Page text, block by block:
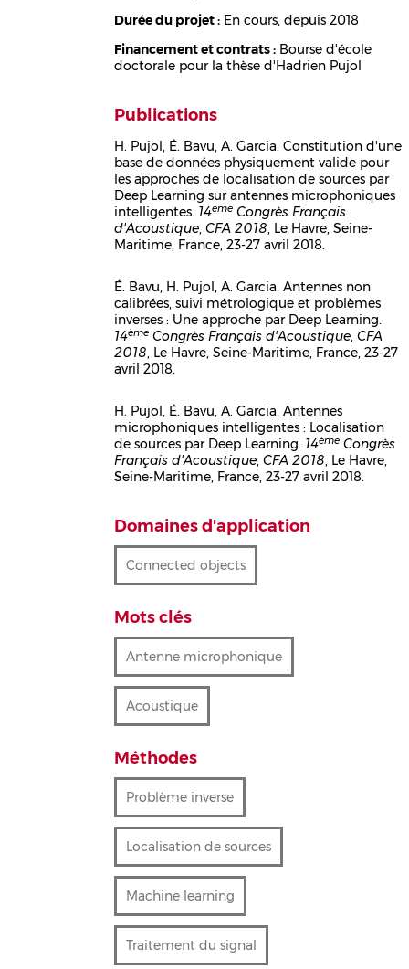
Durée du projet : En cours, depuis 2018
Financement et contrats : Bourse d'école
doctorale pour la thèse d'Hadrien Pujol
Publications
Corps
H. Pujol, É. Bavu, A. Garcia. Constitution d'une
base de données physiquement valide pour
les approches de localisation de sources par
Deep Learning sur antennes microphoniques
intelligentes. 14ème Congrès Français
d'Acoustique,CFA 2018, Le Havre, Seine-
Maritime, France, 23-27 avril 2018.
Corps
É. Bavu, H. Pujol, A. Garcia. Antennes non
calibrées, suivi métrologique et problèmes
inverses : Une approche par Deep Learning.
14ème Congrès Français d'Acoustique,CFA
2018, Le Havre, Seine-Maritime, France, 23-27
avril 2018.
Corps
H. Pujol, É. Bavu, A. Garcia. Antennes
microphoniques intelligentes : Localisation
de sources par Deep Learning. 14ème Congrès
Français d'Acoustique,CFA 2018, Le Havre,
Seine-Maritime, France, 23-27 avril 2018.
Domaines d'application
Connected objects
Mots clés
Antenne microphonique
Acoustique
Méthodes
Problème inverse
Localisation de sources
Machine learning
Traitement du signal